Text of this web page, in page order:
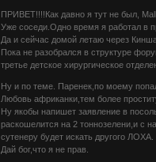
ПРИВЕТ!!!!Как давно я тут не был,
Уже соседи.Одно время я работал в
Да и сейчас домой летаю через
Пока не разобрался в структуре
третье детское хирургическое
Ну и по теме. Паренек,по моему
Любовь африканки,тем более
Ну якобы напишет заявление в
раскошелится на 2 тоннозелени,и с
сутенеру будет искать другого ЛОХА.
Дай бог,что я не прав.